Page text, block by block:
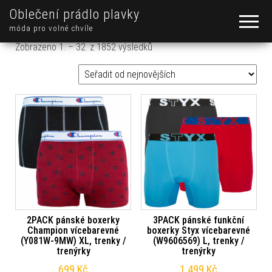
Oblečení prádlo plavky
móda pro volné chvíle
Zobrazeno 1. – 32. z 1852 výsledkůSeřazeno od nejnovějších
2PACK pánské boxerky
Champion vícebarevné
(Y081W-9MW) XL, trenky /
trenýrky
699 Kč
3PACK pánské funkční
boxerky Styx vícebarevné
(W9606569) L, trenky /
trenýrky
1 499 Kč